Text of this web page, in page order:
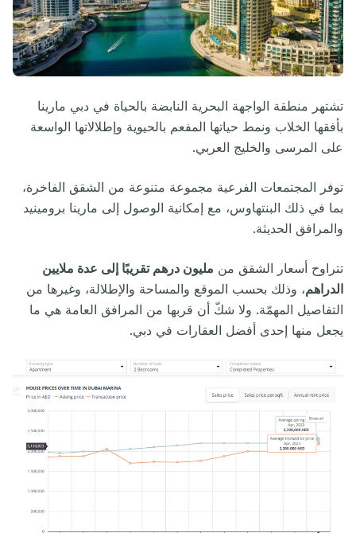
تشتهر منطقة الواجهة البحرية النابضة بالحياة في دبي مارينا
بأفقها الخلاب ونمط حياتها المفعم بالحيوية وإطلالاتها الواسعة
على المرسى والخليج العربي.
توفر المجتمعات الفرعية مجموعة متنوعة من الشقق الفاخرة،
بما في ذلك البنتهاوس، مع إمكانية الوصول إلى مارينا برومينيد
والمرافق الحديثة.
تتراوح أسعار الشقق من مليون درهم تقريبًا إلى عدة ملايين
الدراهم، وذلك بحسب الموقع والمساحة والإطلالة، وغيرها من
التفاصيل المهمّة. ولا شكّ أن قربها من المرافق العامة هي ما
يجعل منها إحدى أفضل العقارات في دبي.